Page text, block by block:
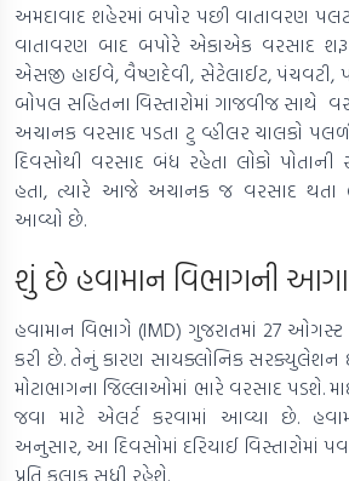
અમદાવાદ શહેરમાં બપોર પછી વાતાવરણ
વાતાવરણ બાદ બપોરે એકાએક વરસાદ
એસજી હાઈવે, વૈષ્ણદેવી, સેટેલાઈટ, પંચવટી,
બોપલ સહિતના વિસ્તારોમાં ગાજવીજ સાથે
અચાનક વરસાદ પડતા ટુ વ્હીલર ચાલકો
દિવસોથી વરસાદ બંધ રહેતા લોકો
હતા, ત્યારે આજે અચાનક જ વરસાદ થતા
આવ્યો છે.
શું છે હવામાન વિભાગની
હવામાન વિભાગે (IMD) ગુજરાતમાં 27
કરી છે. તેનું કારણ સાયક્લોનિક સરક્યુલેશન
મોટાભાગના જિલ્લાઓમાં ભારે વરસાદ પડશે.
જવા માટે એલર્ટ કરવામાં આવ્યા છે.
અનુસાર, આ દિવસોમાં દરિયાઈ વિસ્તારોમાં